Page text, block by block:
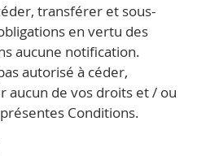
transférer et sous-
en vertu des
aucune notification.
autorisé à céder,
aucun de vos droits et / ou
Conditions.